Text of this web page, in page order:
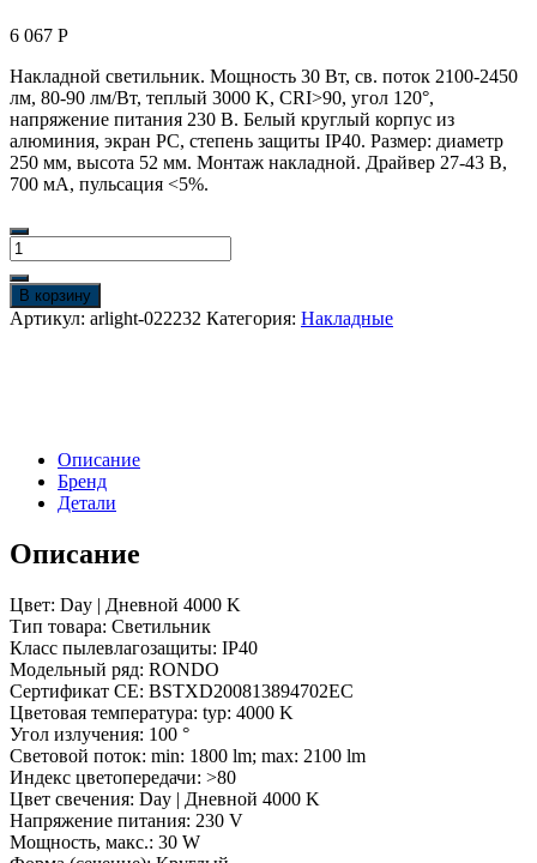
6 067 Р
Накладной светильник. Мощность 30 Вт, св. поток 2100-2450
лм, 80-90 лм/Вт, теплый 3000 K, CRI>90, угол 120°,
напряжение питания 230 В. Белый круглый корпус из
алюминия, экран PC, степень защиты IP40. Размер: диаметр
250 мм, высота 52 мм. Монтаж накладной. Драйвер 27-43 В,
700 мА, пульсация <5%.
Количество
товара
Светильник
SP-
RONDO-
IP40
Металл,
В корзину
Артикул: arlight-022232 Категория: Накладные
Описание
Бренд
Детали
Описание
Цвет: Day | Дневной 4000 K
Тип товара: Светильник
Класс пылевлагозащиты: IP40
Модельный ряд: RONDO
Сертификат CE: BSTXD200813894702EC
Цветовая температура: typ: 4000 K
Угол излучения: 100 °
Световой поток: min: 1800 lm; max: 2100 lm
Индекс цветопередачи: >80
Цвет свечения: Day | Дневной 4000 K
Напряжение питания: 230 V
Мощность, макс.: 30 W